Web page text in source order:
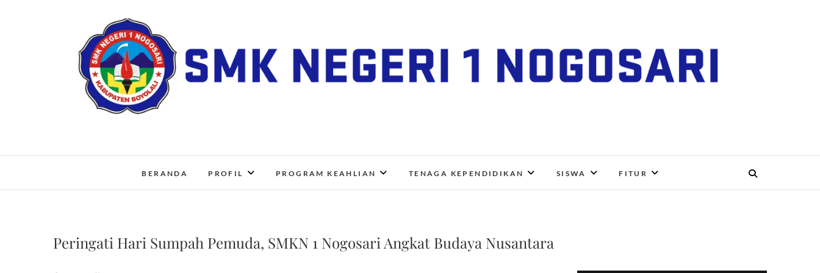
SMK Negeri 1 Nogosari
BERANDA PROFIL PROGRAM KEAHLIAN TENAGA KEPENDIDIKAN SISWA FITUR
Peringati Hari Sumpah Pemuda, SMKN 1 Nogosari Angkat Budaya Nusantara